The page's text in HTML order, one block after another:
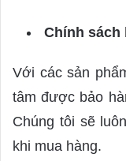
Chính sách
Với các sản
tâm được bảo
Chúng tôi sẽ
khi mua hàng.